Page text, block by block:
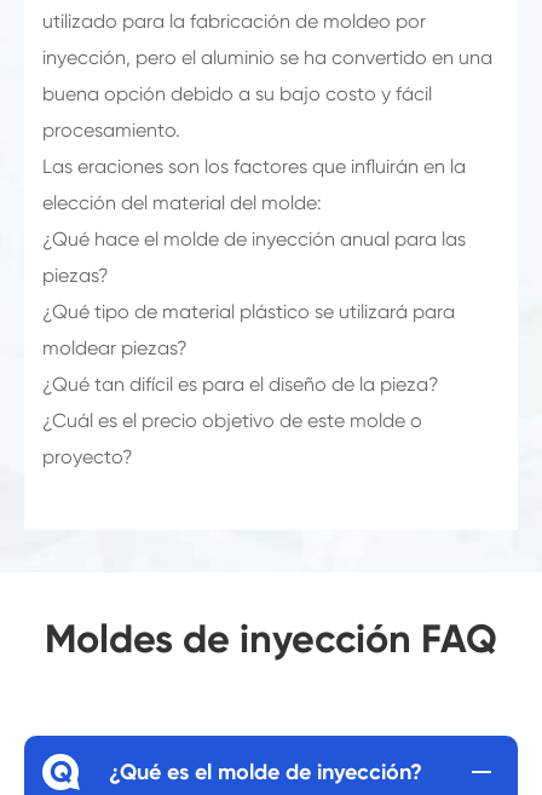
utilizado para la fabricación de moldeo por
inyección, pero el aluminio se ha convertido en una
buena opción debido a su bajo costo y fácil
procesamiento.
Las eraciones son los factores que influirán en la
elección del material del molde:
¿Qué hace el molde de inyección anual para las
piezas?
¿Qué tipo de material plástico se utilizará para
moldear piezas?
¿Qué tan difícil es para el diseño de la pieza?
¿Cuál es el precio objetivo de este molde o
proyecto?
Moldes de inyección FAQ
Q ¿Qué es el molde de inyección?